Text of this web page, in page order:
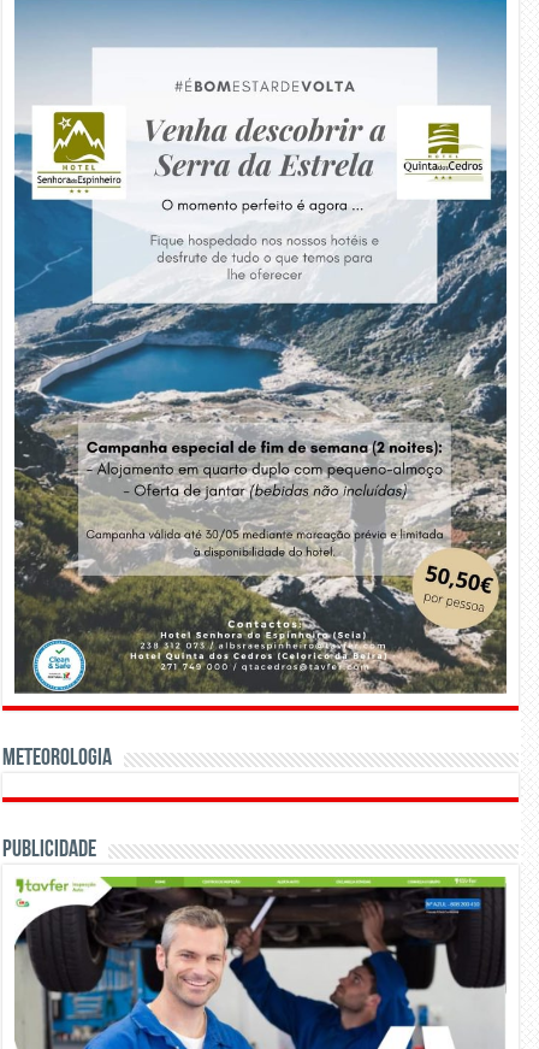
Meteorologia
Publicidade